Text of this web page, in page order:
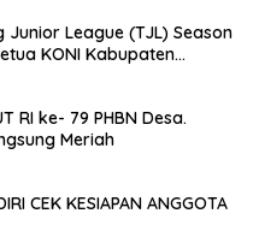
League (TJL) Season
RI ke- 79 PHBN Desa.
Meriah
CEK KESIAPAN ANGGOTA